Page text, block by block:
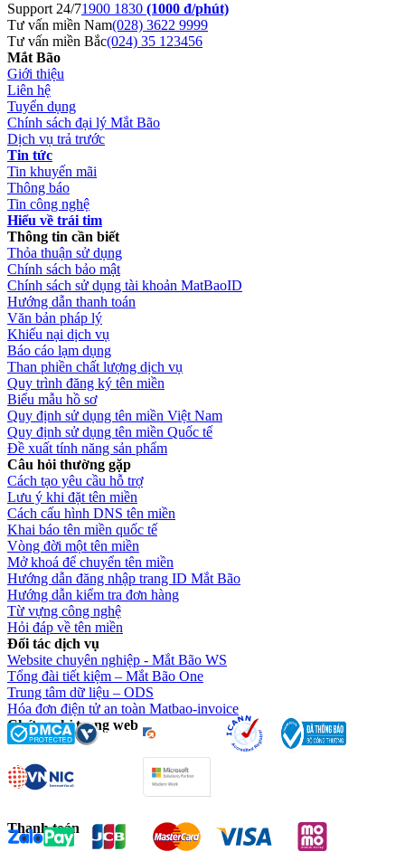
Support 24/71900 1830 (1000 đ/phút)
Tư vấn miền Nam(028) 3622 9999
Tư vấn miền Bắc(024) 35 123456
Mắt Bão
Giới thiệu
Liên hệ
Tuyển dụng
Chính sách đại lý Mắt Bão
Dịch vụ trả trước
Tin tức
Tin khuyến mãi
Thông báo
Tin công nghệ
Hiểu về trái tim
Thông tin cần biết
Thỏa thuận sử dụng
Chính sách bảo mật
Chính sách sử dụng tài khoản MatBaoID
Hướng dẫn thanh toán
Văn bản pháp lý
Khiếu nại dịch vụ
Báo cáo lạm dụng
Than phiền chất lượng dịch vụ
Quy trình đăng ký tên miền
Biểu mẫu hồ sơ
Quy định sử dụng tên miền Việt Nam
Quy định sử dụng tên miền Quốc tế
Đề xuất tính năng sản phẩm
Câu hỏi thường gặp
Cách tạo yêu cầu hỗ trợ
Lưu ý khi đặt tên miền
Cách cấu hình DNS tên miền
Khai báo tên miền quốc tế
Vòng đời một tên miền
Mở khoá để chuyển tên miền
Hướng dẫn đăng nhập trang ID Mắt Bão
Hướng dẫn kiểm tra đơn hàng
Từ vựng công nghệ
Hỏi đáp về tên miền
Đối tác dịch vụ
Website chuyên nghiệp - Mắt Bão WS
Tổng đài tiết kiệm – Mắt Bão One
Trung tâm dữ liệu – ODS
Hóa đơn điện tử an toàn Matbao-invoice
Chứng chỉ trang web
Thanh toán